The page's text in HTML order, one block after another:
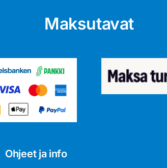
Maksutavat
Ohjeet ja info